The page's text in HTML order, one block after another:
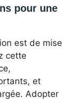
pour une
est de mise
cette
et
Adopter